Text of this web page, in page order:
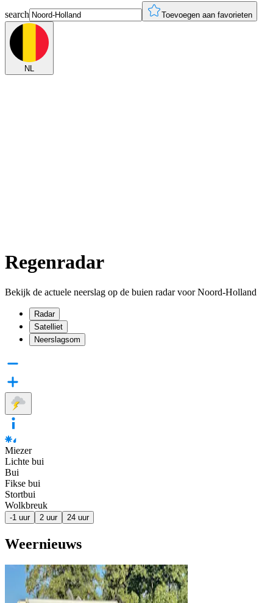
search Toevoegen aan favorieten
NL
Regenradar
Bekijk de actuele neerslag op de buien radar voor Noord-Holland
Radar
Satelliet
Neerslagsom
Miezer
Lichte bui
Bui
Fikse bui
Stortbui
Wolkbreuk
-1 uur 2 uur 24 uur
Weernieuws